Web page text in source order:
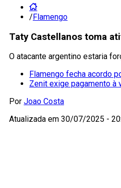
/Flamengo
Taty Castellanos toma
O atacante argentino estaria
Flamengo fecha acordo
Zenit exige pagamento à
Por Joao Costa
Atualizada em 30/07/2025 -